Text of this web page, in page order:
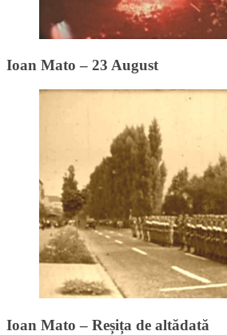
Ioan Mato – 23 August
Ioan Mato – Reșița de altădată